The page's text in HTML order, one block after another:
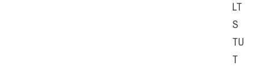
LT
S
TU
T